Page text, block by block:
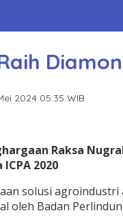
2024 05:35 WIB
Raksa
2020
solusi
oleh Badan